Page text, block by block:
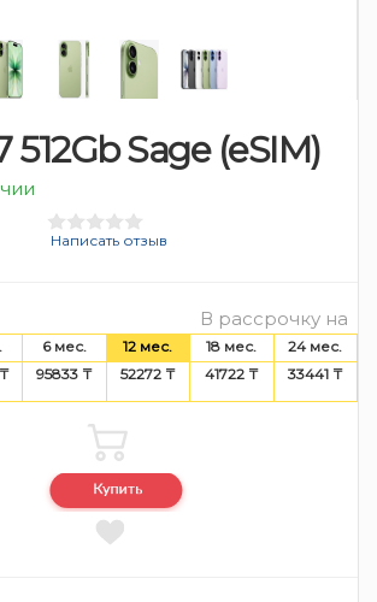
512Gb Sage (eSIM)
Написать отзыв
В рассрочку на
6 мес. 12 мес. 18 мес.
24 мес.
95833 ₸ 52272 ₸ 41722 ₸ 33441 ₸